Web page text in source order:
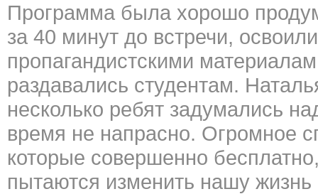
Программа была хорошо
за 40 минут до встречи,
пропагандистскими
раздавались студентам.
несколько ребят задумались
время не напрасно. Огромное
которые совершенно
пытаются изменить нашу